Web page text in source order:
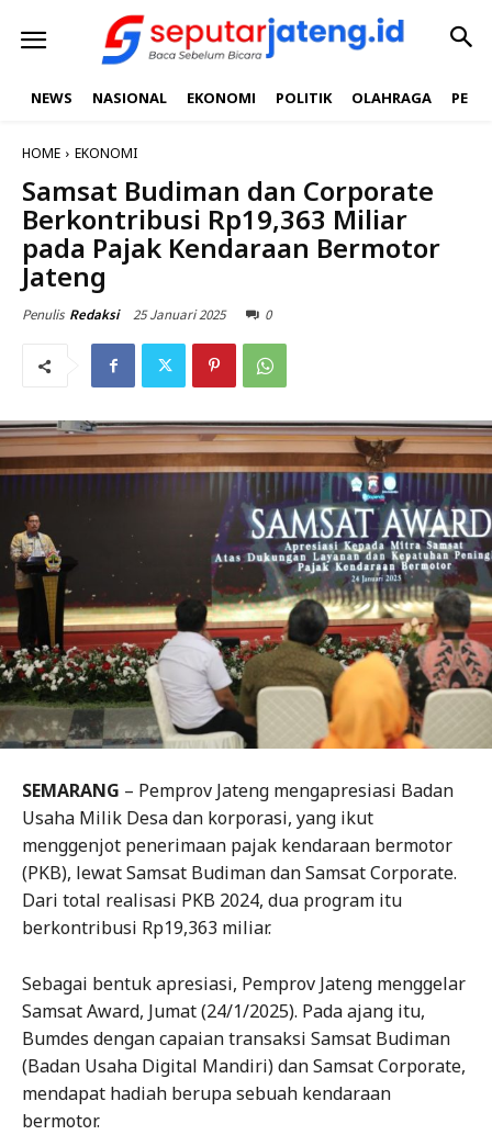
NEWS NASIONAL EKONOMI POLITIK OLAHRAGA
HOME EKONOMI
Samsat Budiman dan Corporate
Berkontribusi Rp19,363 Miliar
pada Pajak Kendaraan Bermotor
Jateng
Penulis Redaksi 25 Januari 2025 0
SEMARANG – Pemprov Jateng mengapresiasi Badan
Usaha Milik Desa dan korporasi, yang ikut
menggenjot penerimaan pajak kendaraan bermotor
(PKB), lewat Samsat Budiman dan Samsat Corporate.
Dari total realisasi PKB 2024, dua program itu
berkontribusi Rp19,363 miliar.
Sebagai bentuk apresiasi, Pemprov Jateng menggelar
Samsat Award, Jumat (24/1/2025). Pada ajang itu,
Bumdes dengan capaian transaksi Samsat Budiman
(Badan Usaha Digital Mandiri) dan Samsat Corporate,
mendapat hadiah berupa sebuah kendaraan
bermotor.